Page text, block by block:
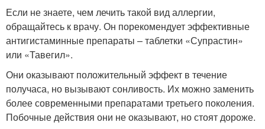
Если не знаете, чем лечить такой вид аллергии,
обращайтесь к врачу. Он порекомендует эффективные
антигистаминные препараты – таблетки «Супрастин»
или «Тавегил».
Они оказывают положительный эффект в течение
получаса, но вызывают сонливость. Их можно заменить
более современными препаратами третьего поколения.
Побочные действия они не оказывают, но стоят дороже.